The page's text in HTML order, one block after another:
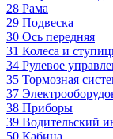
28 Рама
29 Подвеска
30 Ось передняя
31 Колеса и
34 Рулевое
35 Тормозная
37
38 Приборы
39 Водительский